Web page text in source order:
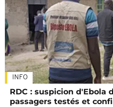
INFO
RDC : suspicion d'Ebola
passagers testés et